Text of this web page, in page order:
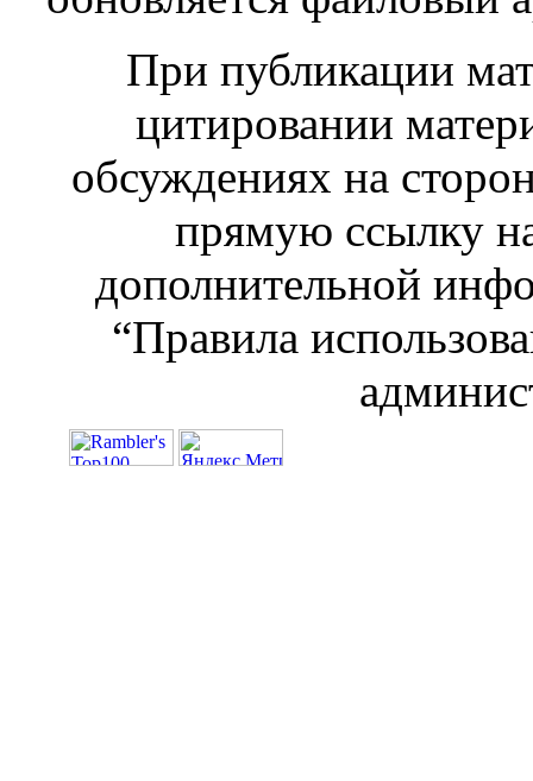
При публикации
цитировании
обсуждениях на
прямую ссылку
дополнительной
“Правила